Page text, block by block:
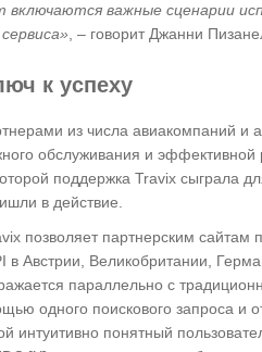
включаются важные сценарии
, – говорит Джанни
к успеху
из числа авиакомпаний и
обслуживания и
поддержка Travix сыграла
в действие.
позволяет партнерским сайтам
в Австрии, Великобритании,
параллельно с
одного поискового запроса и
интуитивно понятный